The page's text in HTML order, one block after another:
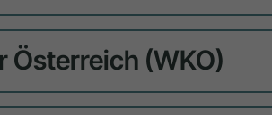
(WKO)